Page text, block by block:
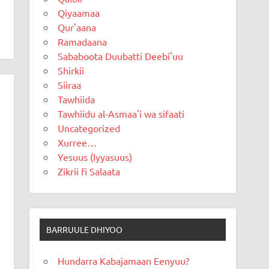
Qiyaamaa
Qur'aana
Ramadaana
Sababoota Duubatti Deebi'uu
Shirkii
Siiraa
Tawhiida
Tawhiidu al-Asmaa'i wa sifaati
Uncategorized
Xurree…
Yesuus (Iyyasuus)
Zikrii fi Salaata
BARRUULE DHIYOO
Hundarra Kabajamaan Eenyuu?